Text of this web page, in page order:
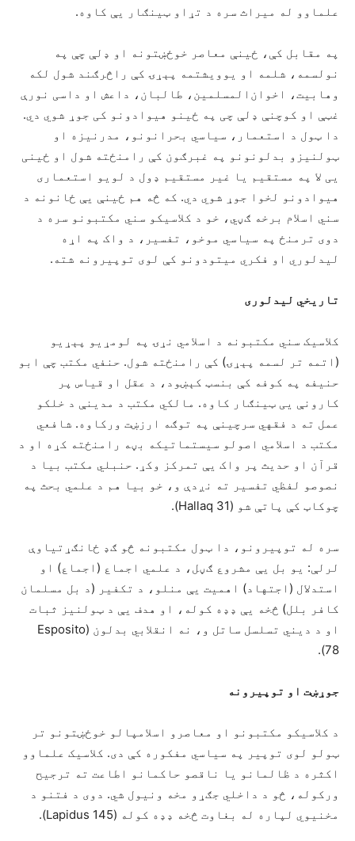
علماوو له میراث سره د تړاو ټینګار یې کاوه.
په مقابل کې، ځینې معاصر خوځښتونه او ډلې چې په
نولسمه، شلمه او یوویشتمه پېړۍ کې راڅرګند شول لکه
وهابیت، اخوان‌المسلمین، طالبان، داعش او داسی نورې
غټې او کوچنې ډلې چی په ځینو هیوادونو کی جوړ شوي دي.
دا ټول د استعمار، سیاسي بحرانونو، مدرنیزه او
ټولنیزو بدلونونو په غبرګون کې رامنځته شول او ځینی
یی لا په مستقیم یا غیر مستقیم ډول د لویو استعماری
هیوادونو لخوا جوړ شوي دي. که څه هم ځینې یې ځانونه د
سني اسلام برخه ګڼي، خو د کلاسیکو سني مکتبونو سره د
دوی ترمنځ په سیاسي موخو، تفسیر، د واک په اړه
لیدلوري او فکري میتودونو کې لوی توپیرونه شته.
تاریخي لیدلوری
کلاسیک سني مکتبونه د اسلامي نړۍ په لومړیو پېړیو
(اتمه تر لسمه پېړۍ) کې رامنځته شول. حنفي مکتب چې ابو
حنیفه په کوفه کې بنسټ کېښود، د عقل او قیاس پر
کارونې یی ټینګار کاوه. مالکي مکتب د مدینې د خلکو
عمل ته د فقهي سرچینې په توګه ارزښت ورکاوه. شافعي
مکتب د اسلامي اصولو سیستماتیکه بڼه رامنځته کړه او د
قرآن او حدیث پر واک یې تمرکز وکړ. حنبلي مکتب بیا د
نصوصو لفظي تفسیر ته نږدې و، خو بیا هم د علمي بحث په
چوکاټ کې پاتې شو (Hallaq 31).
سره له توپیرونو، دا ټول مکتبونه څو ګډ ځانګړتیاوې
لرلې: یو بل یې مشروع ګڼل، د علمي اجماع (اجماع) او
استدلال (اجتهاد) اهمیت یې منلو، د تکفیر (د بل مسلمان
کافر بلل) څخه یې ډډه کوله، او هدف یې د ټولنیز ثبات
او د دیني تسلسل ساتل و، نه انقلابي بدلون (Esposito
78).
جوړښت او توپیرونه
د کلاسیکو مکتبونو او معاصرو اسلامپالو خوځښتونو تر
ټولو لوی توپیر په سیاسي مفکوره کې دی. کلاسیک علماوو
اکثره د ظالمانو یا ناقصو حاکمانو اطاعت ته ترجیح
ورکوله، څو د داخلي جګړو مخه ونیول شي. دوی د فتنو د
مخنیوي لپاره له بغاوت څخه ډډه کوله (Lapidus 145).